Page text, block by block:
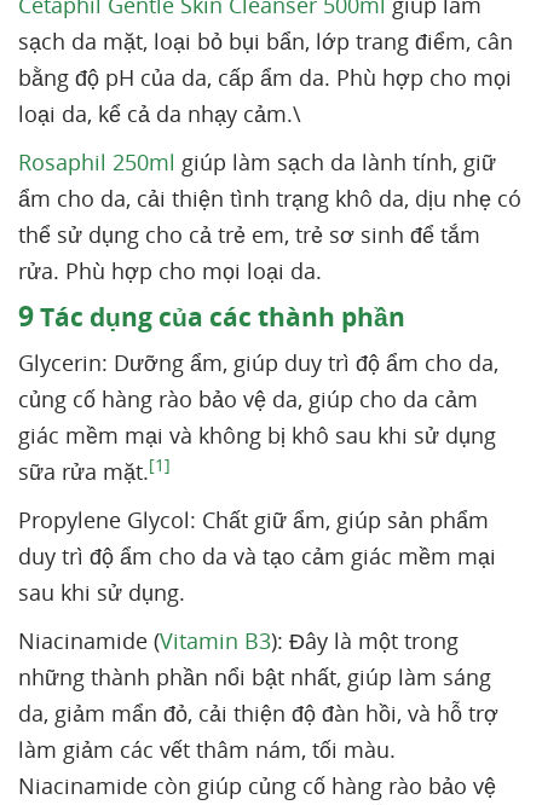
sạch da mặt, loại bỏ bụi bẩn, lớp trang điểm, cân
bằng độ pH của da, cấp ẩm da. Phù hợp cho mọi
loại da, kể cả da nhạy cảm.\
Rosaphil 250ml giúp làm sạch da lành tính, giữ
ẩm cho da, cải thiện tình trạng khô da, dịu nhẹ có
thể sử dụng cho cả trẻ em, trẻ sơ sinh để tắm
rửa. Phù hợp cho mọi loại da.
9Tác dụng của các thành phần
Glycerin: Dưỡng ẩm, giúp duy trì độ ẩm cho da,
củng cố hàng rào bảo vệ da, giúp cho da cảm
giác mềm mại và không bị khô sau khi sử dụng
sữa rửa mặt.[1]
Propylene Glycol: Chất giữ ẩm, giúp sản phẩm
duy trì độ ẩm cho da và tạo cảm giác mềm mại
sau khi sử dụng.
Niacinamide (Vitamin B3): Đây là một trong
những thành phần nổi bật nhất, giúp làm sáng
da, giảm mẩn đỏ, cải thiện độ đàn hồi, và hỗ trợ
làm giảm các vết thâm nám, tối màu.
Niacinamide còn giúp củng cố hàng rào bảo vệ